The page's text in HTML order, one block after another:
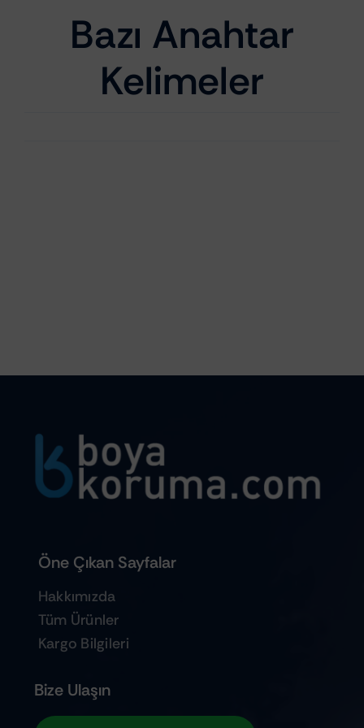
Bazı Anahtar
Kelimeler
Öne Çıkan Sayfalar
Hakkımızda
Tüm Ürünler
Kargo Bilgileri
Bize Ulaşın